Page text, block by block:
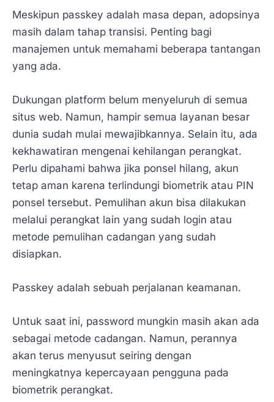
Meskipun passkey adalah masa depan, adopsinya
masih dalam tahap transisi. Penting bagi
manajemen untuk memahami beberapa tantangan
yang ada.
Dukungan platform belum menyeluruh di semua
situs web. Namun, hampir semua layanan besar
dunia sudah mulai mewajibkannya. Selain itu, ada
kekhawatiran mengenai kehilangan perangkat.
Perlu dipahami bahwa jika ponsel hilang, akun
tetap aman karena terlindungi biometrik atau PIN
ponsel tersebut. Pemulihan akun bisa dilakukan
melalui perangkat lain yang sudah login atau
metode pemulihan cadangan yang sudah
disiapkan.
Passkey adalah sebuah perjalanan keamanan.
Untuk saat ini, password mungkin masih akan ada
sebagai metode cadangan. Namun, perannya
akan terus menyusut seiring dengan
meningkatnya kepercayaan pengguna pada
biometrik perangkat.